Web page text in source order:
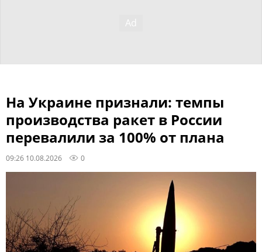
На Украине признали: темпы
производства ракет в России
перевалили за 100% от плана
09:26 10.08.2026 0